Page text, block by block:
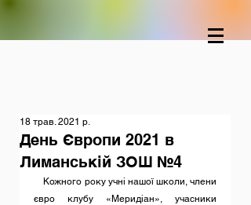
День Європи 2021 в
Лиманській ЗОШ №4
18 трав. 2021 р.
євро клубу «Меридіан», учасники